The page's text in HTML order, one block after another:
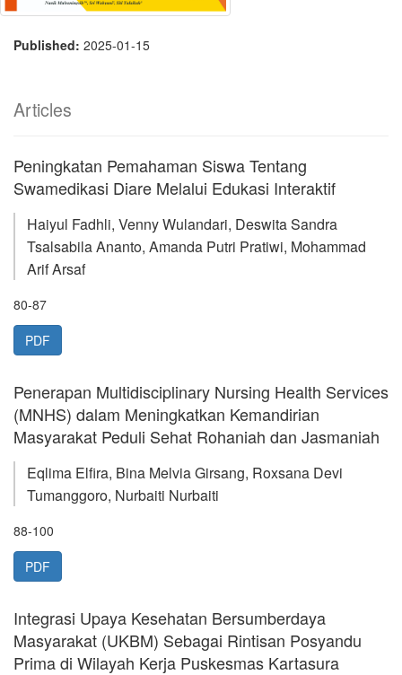
Published: 2025-01-15
Articles
Peningkatan Pemahaman Siswa Tentang
Swamedikasi Diare Melalui Edukasi Interaktif
Haiyul Fadhli, Venny Wulandari, Deswita Sandra
Tsalsabila Ananto, Amanda Putri Pratiwi, Mohammad
Arif Arsaf
80-87
PDF
Penerapan Multidisciplinary Nursing Health Services
(MNHS) dalam Meningkatkan Kemandirian
Masyarakat Peduli Sehat Rohaniah dan Jasmaniah
Eqlima Elfira, Bina Melvia Girsang, Roxsana Devi
Tumanggoro, Nurbaiti Nurbaiti
88-100
PDF
Integrasi Upaya Kesehatan Bersumberdaya
Masyarakat (UKBM) Sebagai Rintisan Posyandu
Prima di Wilayah Kerja Puskesmas Kartasura